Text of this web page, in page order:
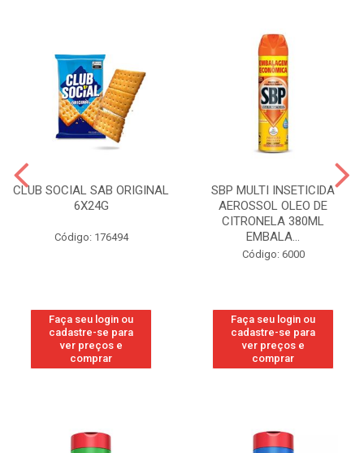
CLUB SOCIAL SAB ORIGINAL
6X24G
Código: 176494
Faça seu login ou
cadastre-se para
ver preços e
comprar
SBP MULTI INSETICIDA
AEROSSOL OLEO DE
CITRONELA 380ML
EMBALA...
Código: 6000
Faça seu login ou
cadastre-se para
ver preços e
comprar